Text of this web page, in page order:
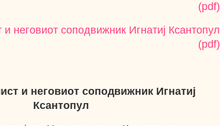
(pdf)
и неговиот соподвижник Игнатиј Ксантопул
(pdf)
и неговиотсоподвижник Игнатиј
Ксантопул